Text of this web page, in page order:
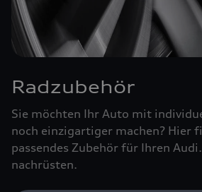
Radzubehör
Sie möchten Ihr Auto mit
noch einzigartiger machen? Hier
passendes Zubehör für Ihren
nachrüsten.